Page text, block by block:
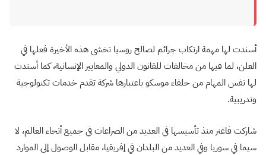
أسندت لها مهمة ارتكاب جرائم لصالح روسيا تخشى هذه الأخيرة فعلها في
العلن، لما فيها من مخالفات للقانون الدولي والمعايير الإنسانية، كما أسندت
لها نفس المهام من حلفاء موسكو باعتبارها شركة تقدم خدمات تكنولوجية
وتدريبية.
شاركت فاغنر منذ تأسيسها في العديد من الصراعات في جميع أنحاء العالم، لا
سيما في سوريا وفي العديد من البلدان في إفريقيا، مقابل الوصول إلى الموارد